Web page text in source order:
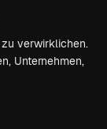
verwirklichen.
Unternehmen,